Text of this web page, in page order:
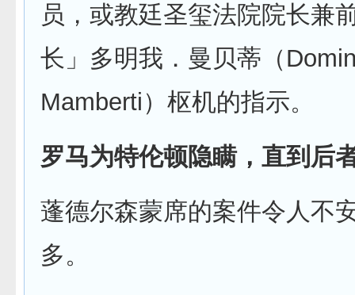
员，或教廷圣玺法院院长兼
长」多明我．曼贝蒂（
Mamberti）枢机的指示。
罗马为特伦顿隐瞒，直到后
蓬德尔森蒙席的案件令人不
多。